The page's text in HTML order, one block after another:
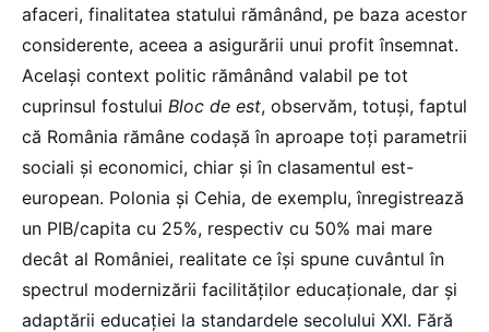
afaceri, finalitatea statului rămânând, pe baza acestor
considerente, aceea a asigurării unui profit însemnat.
Același context politic rămânând valabil pe tot
cuprinsul fostului Bloc de est, observăm, totuși, faptul
că România rămâne codașă în aproape toți parametrii
sociali și economici, chiar și în clasamentul est-
european. Polonia și Cehia, de exemplu, înregistrează
un PIB/capita cu 25%, respectiv cu 50% mai mare
decât al României, realitate ce își spune cuvântul în
spectrul modernizării facilităților educaționale, dar și
adaptării educației la standardele secolului XXI. Fără